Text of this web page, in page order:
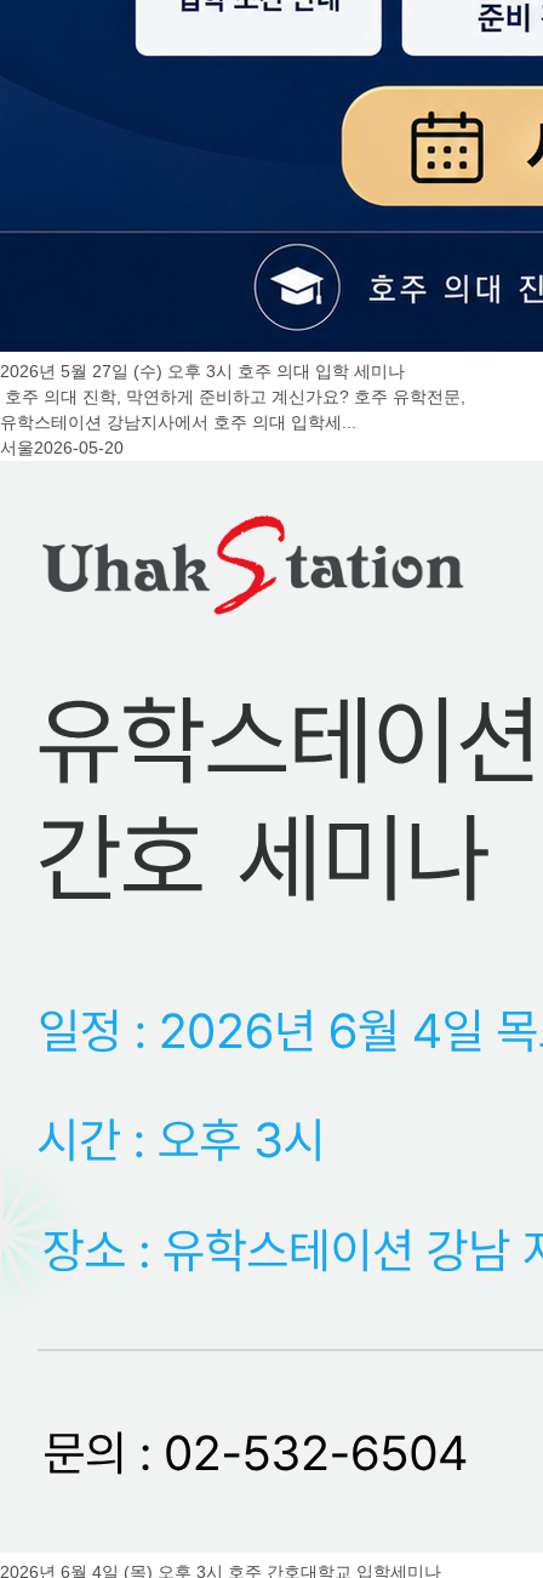
2026년 5월 27일 (수) 오후 3시 호주 의대 입학 세미나
호주 의대 진학, 막연하게 준비하고 계신가요? 호주 유학전문,
유학스테이션 강남지사에서 호주 의대 입학세...
서울2026-05-20
2026년 6월 4일 (목) 오후 3시 호주 간호대학교 입학세미나